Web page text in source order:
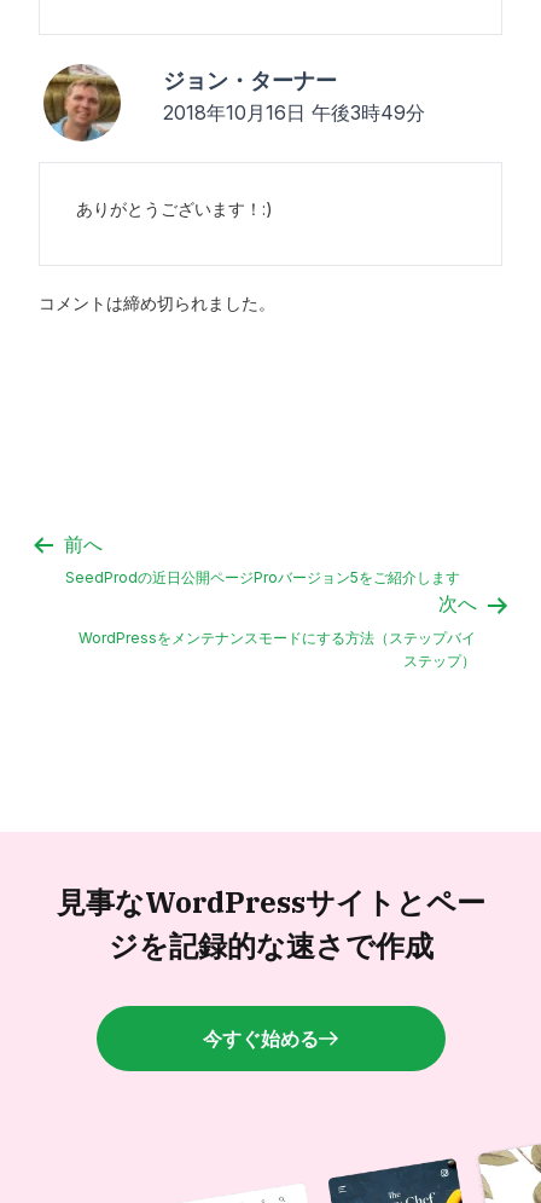
ジョン・ターナー
2018年10月16日 午後3時49分
ありがとうございます！:)
コメントは締め切られました。
前へ
SeedProdの近日公開ページProバージョン5をご紹介します
次へ
WordPressをメンテナンスモードにする方法（ステップバイ
ステップ）
見事なWordPressサイトとペー
ジを記録的な速さで作成
今すぐ始める